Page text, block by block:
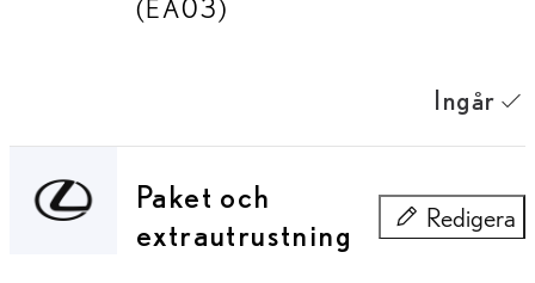
(EA03)
Ingår
Paket och
extrautrustning
Redigera
Paket och